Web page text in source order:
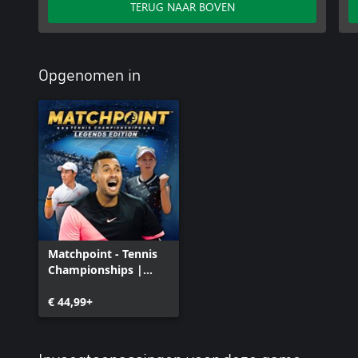
TERUG NAAR BOVEN
Opgenomen in
Matchpoint - Tennis
Championships |
€ 44,99+